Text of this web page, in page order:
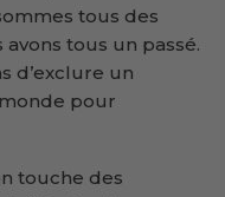
tous des
tous un passé.
d’exclure un
pour
touche des